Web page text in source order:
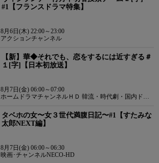
#1【フランスドラマ特集】
8月6日(木) 22:00～23:00
アクションチャンネル
【新】華◆それでも、恋をするには近すぎる＃
１[字]【日本初放送】
8月7日(金) 06:00～07:00
ホームドラマチャンネルＨＤ 韓流・時代劇・国内ドラ
タベホの女〜女３世代満腹日記〜#1【すたみな
太郎NEXT編】
8月7日(金) 06:00～06:30
映画･チャンネルNECO-HD